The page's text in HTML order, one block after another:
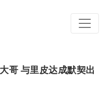
哥 与里皮达成默契出